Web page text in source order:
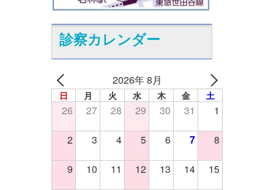
診察カレンダー
2026年 8月
日 月 火 水 木 金 土
26 27 28 29 30 31 1
2 3 4 5 6 7 8
9 10 11 12 13 14 15